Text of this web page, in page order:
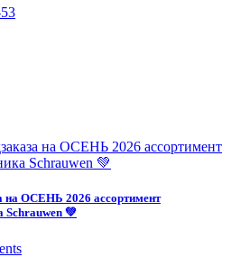
на ОСЕНЬ 2026 ассортимент
Schrauwen 💚